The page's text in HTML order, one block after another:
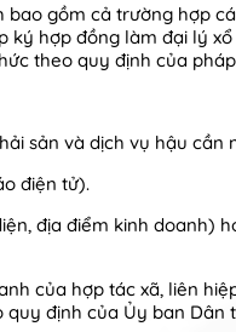
gồm cả trường hợp
hợp đồng làm đại lý
theo quy định của
sản và dịch vụ hậu cần
điện tử).
địa điểm kinh doanh)
của hợp tác xã, liên
định của Ủy ban Dân